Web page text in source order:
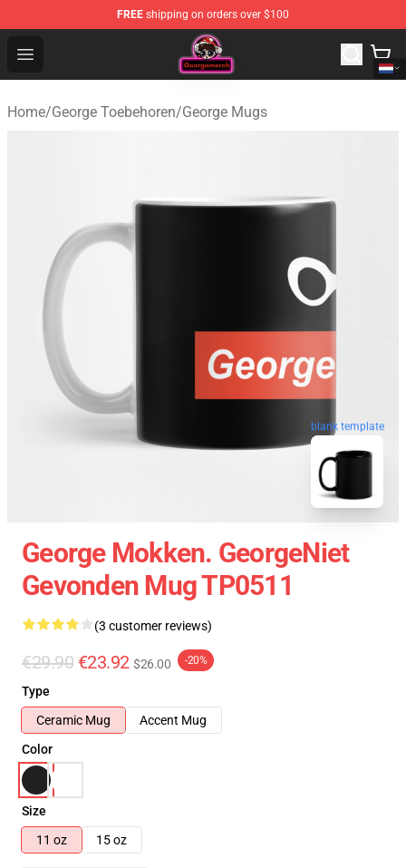
FREE shipping on orders over $100
Open menu
George Store - Official George Merchandise Shop
Home/George Toebehoren/George Mugs
blank template
George Mokken. GeorgeNiet
Gevonden Mug TP0511
(3 customer reviews)
€29.90 €23.92 $26.00 -20%
Type
Ceramic Mug
Accent Mug
Color
Size
11 oz
15 oz